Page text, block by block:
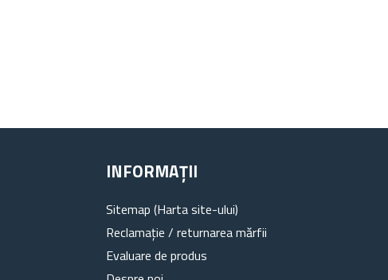
INFORMAȚII
Sitemap (Harta site-ului)
Reclamație / returnarea mărfii
Evaluare de produs